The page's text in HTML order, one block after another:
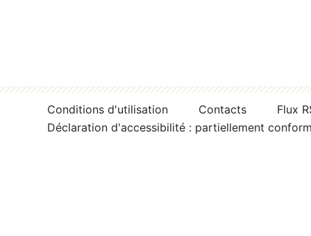
Conditions d'utilisation Contacts
Flux
Déclaration d'accessibilité : partiellement